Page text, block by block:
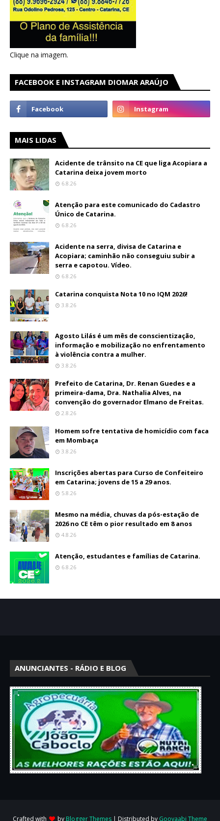
Clique na imagem.
FACEBOOK E INSTAGRAM DIOMAR ARAÚJO
MAIS LIDAS
Acidente de trânsito na CE que liga Acopiara a
Catarina deixa jovem morto
6.8.26
Atenção para este comunicado do Cadastro
Único de Catarina.
6.8.26
Acidente na serra, divisa de Catarina e
Acopiara; caminhão não conseguiu subir a
serra e capotou. Vídeo.
6.8.26
Catarina conquista Nota 10 no IQM 2026!
3.8.26
Agosto Lilás é um mês de conscientização,
informação e mobilização no enfrentamento
à violência contra a mulher.
3.8.26
Prefeito de Catarina, Dr. Renan Guedes e a
primeira-dama, Dra. Nathalia Alves, na
convenção do governador Elmano de Freitas.
2.8.26
Homem sofre tentativa de homicídio com faca
em Mombaça
3.8.26
Inscrições abertas para Curso de Confeiteiro
em Catarina; jovens de 15 a 29 anos.
5.8.26
Mesmo na média, chuvas da pós-estação de
2026 no CE têm o pior resultado em 8 anos
4.8.26
Atenção, estudantes e famílias de Catarina.
6.8.26
ANUNCIANTES - RÁDIO E BLOG
Crafted with by Blogger Themes | Distributed by Gooyaabi Theme